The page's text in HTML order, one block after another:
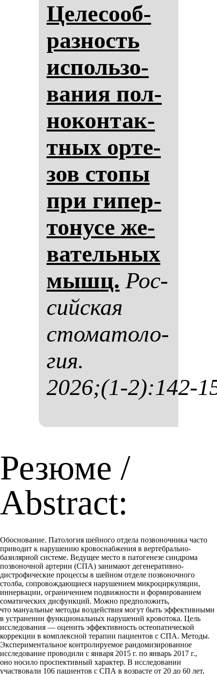
Це­ле­со­об­
раз­ность
ис­поль­зо­
ва­ния пол­
но­кон­так­
тных ор­те­
зов сто­пы
при ги­пер­
то­ну­се же­
ва­тель­ных
мышц. Рос­
сий­ская
сто­ма­то­ло­
гия.
2026;(1-2):142-
Резюме /
Abstract:
Обоснование. Патология шейного отдела позвоночника часто
приводит к нарушению кровоснабжения в вертебрально-
базилярной системе. Ведущее место в патогенезе синдрома
позвоночной артерии (СПА) занимают дегенеративно-
дистрофические процессы в шейном отделе позвоночного
столба, сопровождающиеся нарушением микроциркуляции,
иннервации, ограничением подвижности и формированием
соматических дисфункций. Можно предположить,
что мануальные методы воздействия могут быть эффективными
в устранении функциональных нарушений кровотока. Цель
исследования — оценить эффективность остеопатической
коррекции в комплексной терапии пациентов с СПА. Методы.
Экспериментальное контролируемое рандомизированное
исследование проводили с января 2015 г. по январь 2017 г.,
оно носило проспективный характер. В исследовании
участвовали 106 пациентов с СПА в возрасте от 20 до 60 лет,